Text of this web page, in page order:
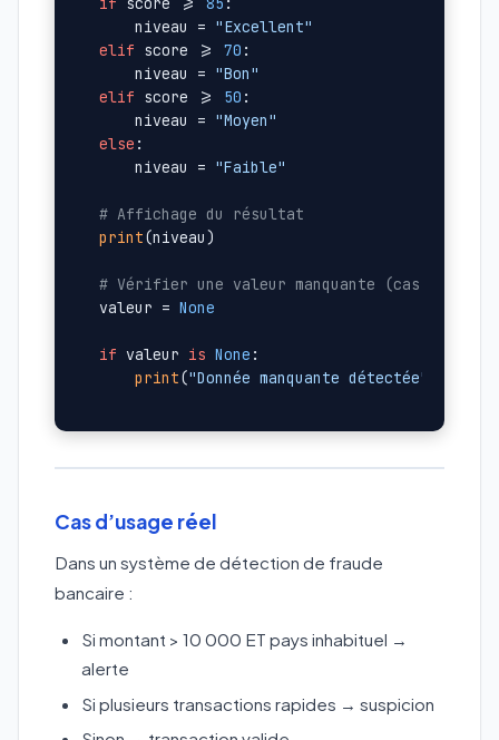
    niveau =
"Excellent"
elif score >= 70 :
    niveau =
"Bon"
elif score >= 50 :
    niveau =
"Moyen"
else :
    niveau =
"Faible"
# Affichage du résultat
print(niveau)
# Vérifier une valeur manquante (cas
valeur = None
if valeur is None :
print("Donnée manquante détectée"
Cas d’usage réel
Dans un système de détection de fraude
bancaire :
Si montant > 10 000 ET pays inhabituel →
alerte
Si plusieurs transactions rapides → suspicion